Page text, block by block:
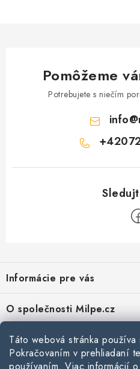
Táto webová stránka
Pokračovaním v prehliadaní
Pomôžeme
Potrebujete s niečím
info@
p
ä
t
Informácie pre vás
Zásady používania súborov cookie
Podmínky ochrany osobních údajů
O společnosti Milpe.cz
O spoločnosti Milpe
Kontakty
Kontaktné informácie